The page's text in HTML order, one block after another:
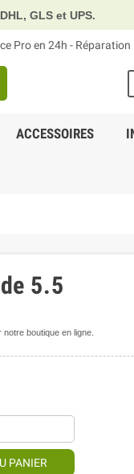
et UPS.
Pro en 24h -
ACCESSOIRES
5.5
boutique en ligne.
PANIER